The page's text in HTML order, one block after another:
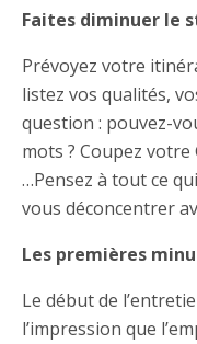
Faites diminuer le
Prévoyez votre
listez vos qualités,
question : pouvez-
mots ? Coupez votre
…Pensez à tout ce
vous déconcentrer
Les premières
Le début de
l’impression que